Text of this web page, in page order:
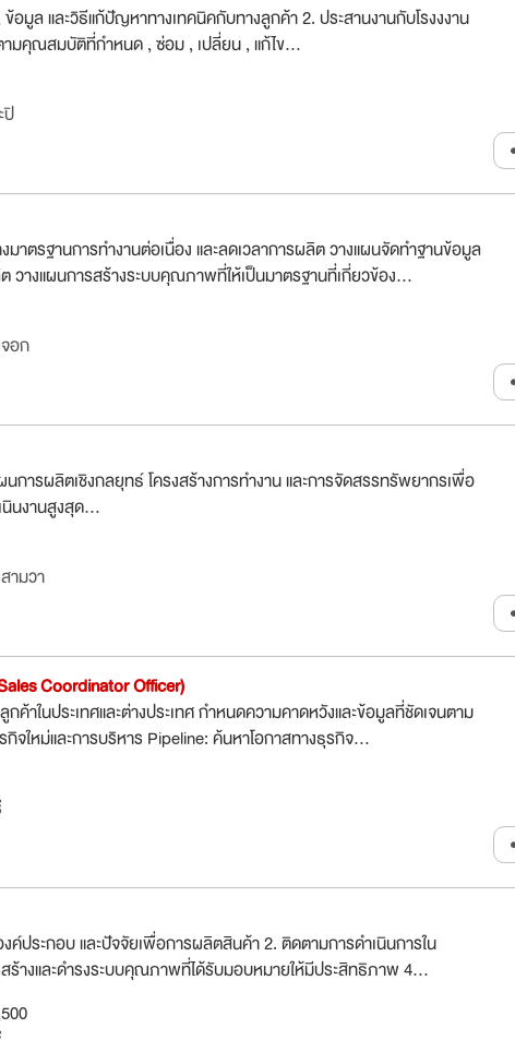
ข้อมูล และวิธีแก้ปัญหาทางเทคนิคกับทางลูกค้า 2. ประสานงานกับโรงงงาน
ามคุณสมบัติที่กำหนด , ซ่อม , เปลี่ยน , แก้ไข...
ปิ
มาตรฐานการทำงานต่อเนื่อง และลดเวลาการผลิต วางแผนจัดทำฐานข้อมูล
วางแผนการสร้างระบบคุณภาพที่ให้เป็นมาตรฐานที่เกี่ยวข้อง...
อก
การผลิตเชิงกลยุทธ์ โครงสร้างการทำงาน และการจัดสรรทรัพยากรเพื่อ
นงานสูงสุด...
ามวา
Coordinator Officer)
ค้าในประเทศและต่างประเทศ กำหนดความคาดหวังและข้อมูลที่ชัดเจนตาม
ใหม่และการบริหาร Pipeline: ค้นหาโอกาสทางธุรกิจ...
ค์ประกอบ และปัจจัยเพื่อการผลิตสินค้า 2. ติดตามการดำเนินการใน
ร้างและดำรงระบบคุณภาพที่ได้รับมอบหมายให้มีประสิทธิภาพ 4...